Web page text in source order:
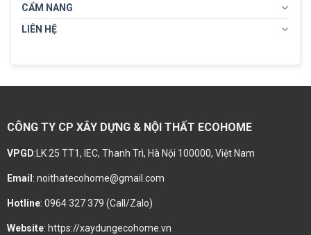
CẨM NANG
LIÊN HỆ
CÔNG TY CP XÂY DỰNG & NỘI THẤT ECOHOME
VPGD:LK 25 TT1, IEC, Thanh Trì, Hà Nội 100000, Việt Nam
Email : noithatecohome@gmail.com
Hotline: 0964 327 379 (Call/Zalo)
Website: https://xaydungecohome.vn